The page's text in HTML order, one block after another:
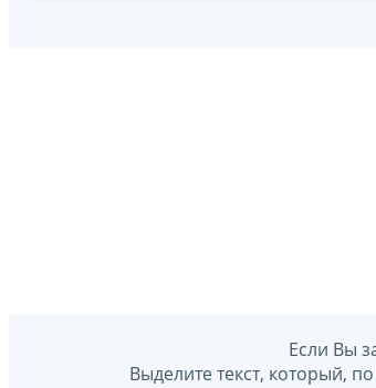
Если Вы
Выделите текст, который,